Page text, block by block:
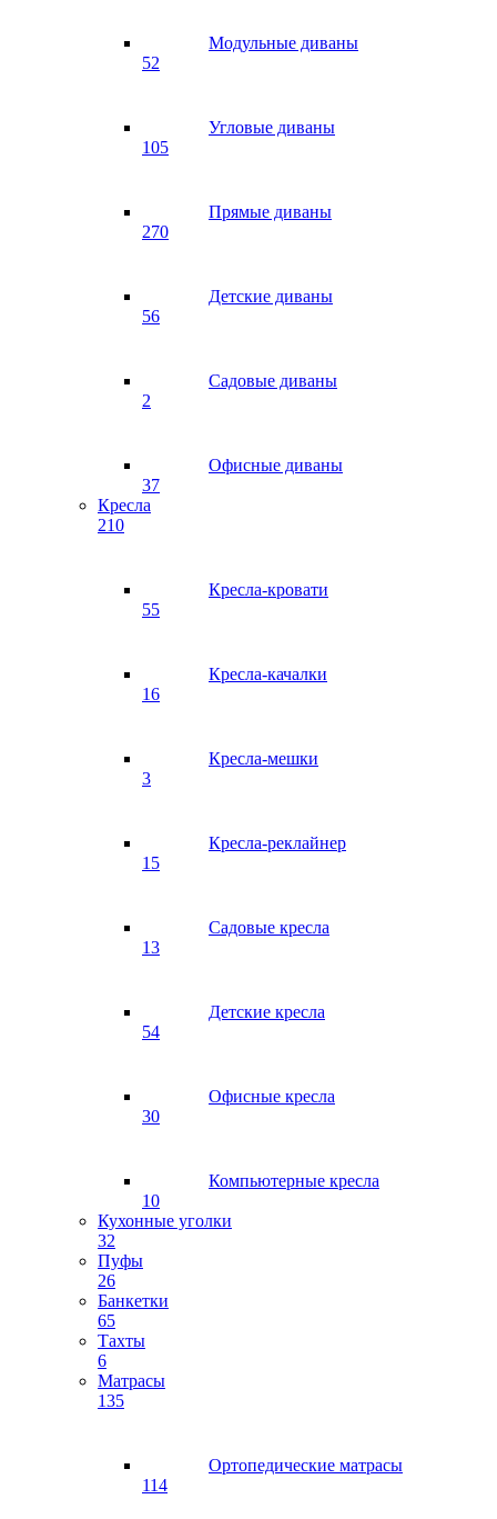
Модульные диваны
52
Угловые диваны
105
Прямые диваны
270
Детские диваны
56
Садовые диваны
2
Офисные диваны
37
Кресла
210
Кресла-кровати
55
Кресла-качалки
16
Кресла-мешки
3
Кресла-реклайнер
15
Садовые кресла
13
Детские кресла
54
Офисные кресла
30
Компьютерные кресла
10
Кухонные уголки
32
Пуфы
26
Банкетки
65
Тахты
6
Матрасы
135
Ортопедические матрасы
114